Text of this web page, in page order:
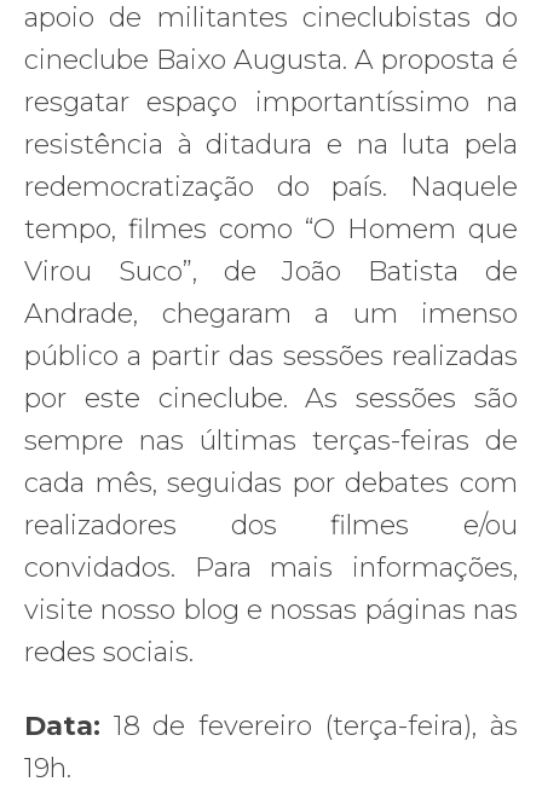
apoio de militantes cineclubistas do
cineclube Baixo Augusta. A proposta é
resgatar espaço importantíssimo na
resistência à ditadura e na luta pela
redemocratização do país. Naquele
tempo, filmes como “O Homem que
Virou Suco”, de João Batista de
Andrade, chegaram a um imenso
público a partir das sessões realizadas
por este cineclube. As sessões são
sempre nas últimas terças-feiras de
cada mês, seguidas por debates com
realizadores dos filmes e/ou
convidados. Para mais informações,
visite nosso blog e nossas páginas nas
redes sociais.
Data: 18 de fevereiro (terça-feira), às
19h.